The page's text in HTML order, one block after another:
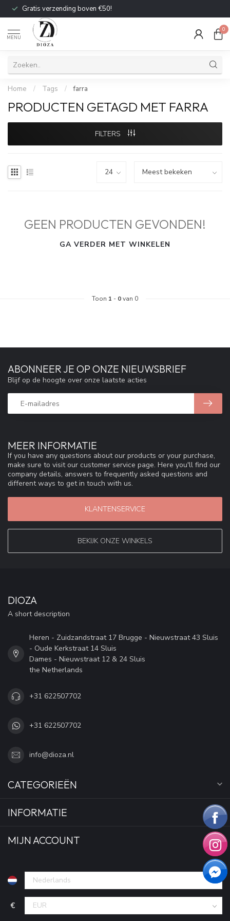
Gratis verzending boven €50!
MENU
0
Home / Tags / farra
PRODUCTEN GETAGD MET FARRA
FILTERS
GEEN PRODUCTEN GEVONDEN!
GA VERDER MET WINKELEN
Toon 1 - 0van 0
MEER INFORMATIE
If you have any questions about our products or your purchase,
make sure to visit our customer service page. Here you'll find our
company details, answers to frequently asked questions and
different ways to get in touch with us.
KLANTENSERVICE
BEKIJK ONZE WINKELS
ABONNEER JE OP ONZE NIEUWSBRIEF
Blijf op de hoogte over onze laatste acties
DIOZA
A short description
Heren - Zuidzandstraat 17 Brugge - Nieuwstraat 43 Sluis
- Oude Kerkstraat 14 Sluis
Dames - Nieuwstraat 12 & 24 Sluis
the Netherlands
+31 622507702
+31 622507702
info@dioza.nl
CATEGORIEËN
INFORMATIE
MIJN ACCOUNT
€